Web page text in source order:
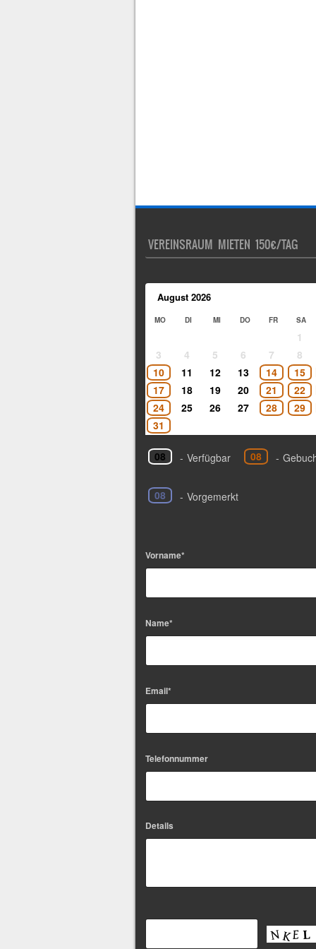
VEREINSRAUM MIETEN 150€/TAG
August 2026
MO DI MI DO FR SA
1
3
4 5 6 7 8
10
11 12 13 14 15
17
18 19 20 21 22
24
25 26 27 28 29
31
08 - Verfügbar 08 -
08 - Vorgemerkt
Vorname*
Name*
Email*
Telefonnummer
Details